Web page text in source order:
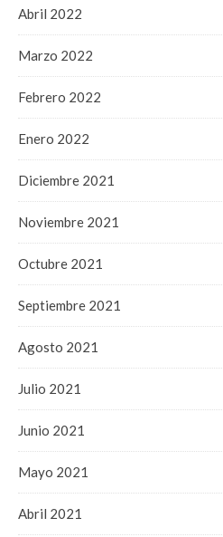
Abril 2022
Marzo 2022
Febrero 2022
Enero 2022
Diciembre 2021
Noviembre 2021
Octubre 2021
Septiembre 2021
Agosto 2021
Julio 2021
Junio 2021
Mayo 2021
Abril 2021